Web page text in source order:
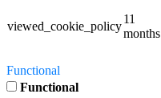
viewed_cookie_policy
11
months
Functional
Functional